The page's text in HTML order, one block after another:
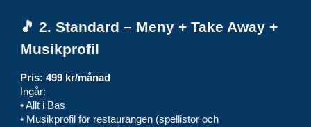
🎵 2. Standard – Meny + Take Away +
Musikprofil
Pris: 499 kr/månad
Ingår:
• Allt i Bas
• Musikprofil för restaurangen (spellistor och